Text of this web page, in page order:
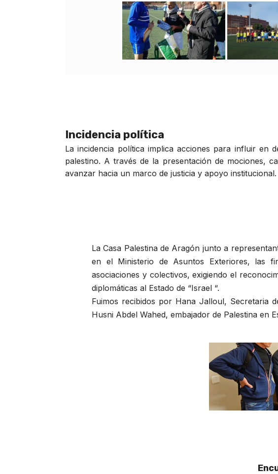
Incidencia política
La incidencia política implica acciones para influir en
palestino. A través de la presentación de mociones,
avanzar hacia un marco de justicia y apoyo institucional.
La Casa Palestina de Aragón junto a
en el Ministerio de Asuntos Exteriores, las
asociaciones y colectivos, exigiendo el
diplomáticas al Estado de “Israel “.
Fuimos recibidos por Hana Jalloul, Secretaria
Husni Abdel Wahed, embajador de Palestina en